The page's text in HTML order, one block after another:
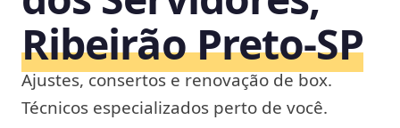
Ribeirão Preto‑SP
Ajustes, consertos e renovação de box.
Técnicos especializados perto de você.